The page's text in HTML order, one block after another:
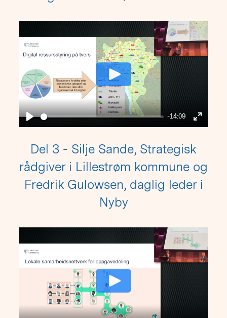
Play
-14:09
Enter
Play
Del 3 - Silje Sande, Strategisk
rådgiver i Lillestrøm kommune og
Fredrik Gulowsen, daglig leder i
Nyby
Play